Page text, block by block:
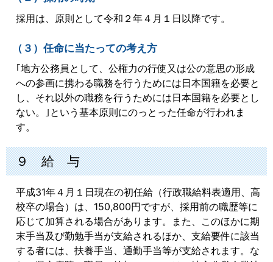
採用は、原則として令和２年４月１日以降です。
（３）任命に当たっての考え方
｢地方公務員として、公権力の行使又は公の意思の形成
への参画に携わる職務を行うためには日本国籍を必要と
し、それ以外の職務を行うためには日本国籍を必要とし
ない。｣という基本原則にのっとった任命が行われま
す。
９ 給 与
平成31年４月１日現在の初任給（行政職給料表適用、高
校卒の場合）は、150,800円ですが、採用前の職歴等に
応じて加算される場合があります。また、このほかに期
末手当及び勤勉手当が支給されるほか、支給要件に該当
する者には、扶養手当、通勤手当等が支給されます。な